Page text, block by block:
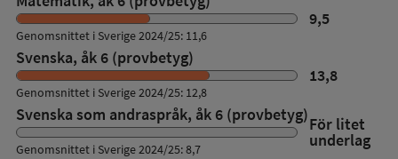
9,5
Genomsnittet i Sverige 2024/25: 11,6
Svenska, åk 6 (provbetyg)
13,8
Genomsnittet i Sverige 2024/25: 12,8
Svenska som andraspråk, åk 6 (provbetyg)För litet
underlag
Genomsnittet i Sverige 2024/25: 8,7